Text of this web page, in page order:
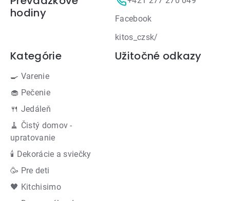
hodiny
Facebook
kitos_czsk/
Kategórie
🍳 Varenie
🧁 Pečenie
🍴 Jedáleň
🧹 Čistý domov -
upratovanie
🕯 Dekorácie a sviečky
🥳 Pre deti
🖤 Kitchisimo
Užitočné odkazy